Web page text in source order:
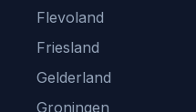
Flevoland
Friesland
Gelderland
Groningen